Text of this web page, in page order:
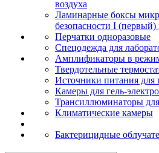
воздуха
Ламинарные боксы
безопасности I (первый)
Перчатки одноразовые
Спецодежда для
Амплификаторы в
Твердотельные
Источники питания для
Камеры для гель-
Трансиллюминаторы для
Климатические камеры
Бактерицидные